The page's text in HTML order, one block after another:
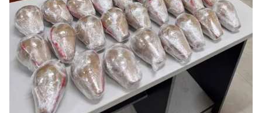
Theo dõi báo trên
Cơ quan chủ quản:Đài Truyền hình Việt Nam
Cơ quan báo chí:Thời báo VTV
Giấy phép hoạt động báo in và báo điện tử số 483/GP-BTTTT
cấp ngày 29/12/2023